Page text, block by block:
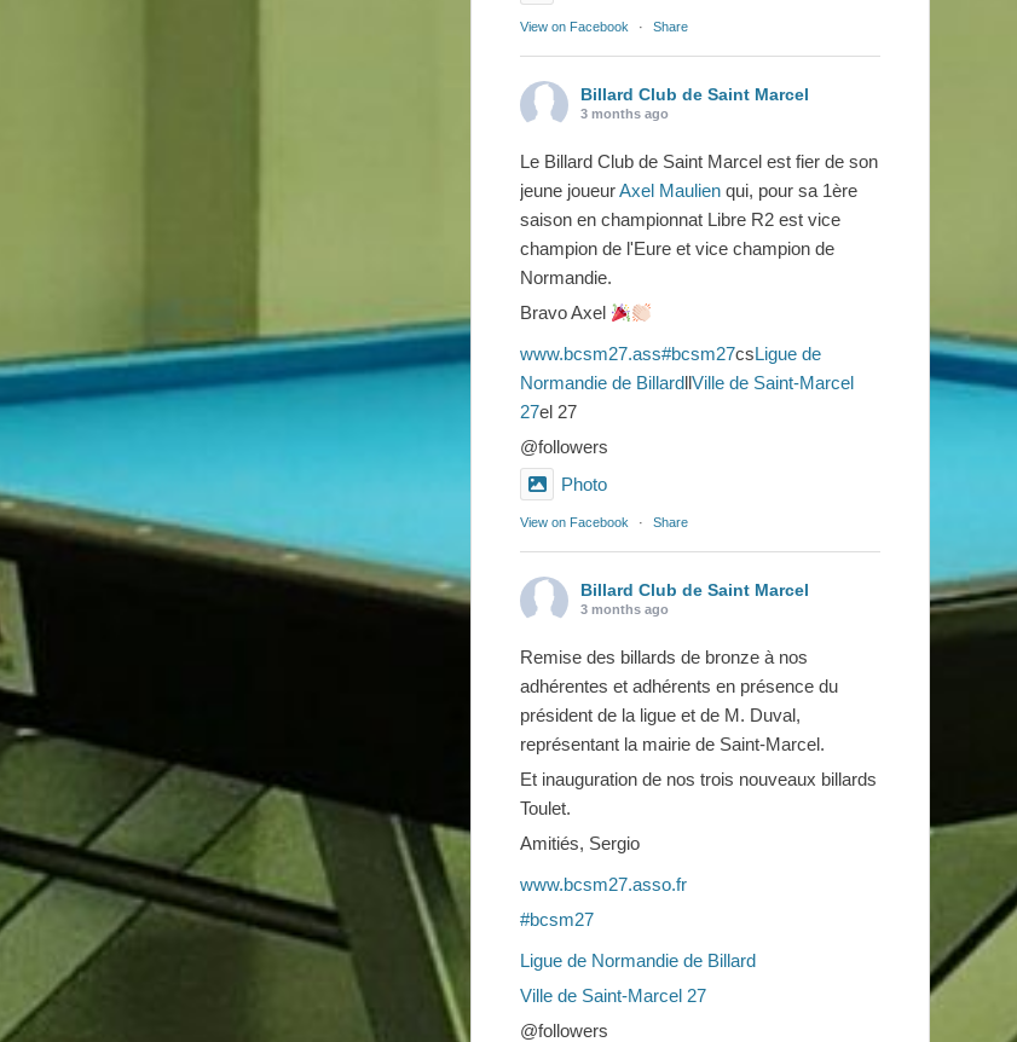
View on Facebook · Share
Billard Club de Saint Marcel
3 months ago
Le Billard Club de Saint Marcel est fier de son
jeune joueurAxel Maulien qui, pour sa 1ère
saison en championnat Libre R2 est vice
champion de l'Eure et vice champion de
Normandie.
Bravo Axel
www.bcsm27.ass#bcsm27csLigue de
Normandie de BillardllVille de Saint-Marcel
27el 27
@followers
Photo
View on Facebook · Share
Billard Club de Saint Marcel
3 months ago
Remise des billards de bronze à nos
adhérentes et adhérents en présence du
président de la ligue et de M. Duval,
représentant la mairie de Saint-Marcel.
Et inauguration de nos trois nouveaux billards
Toulet.
Amitiés, Sergio
www.bcsm27.asso.fr
#bcsm27
Ligue de Normandie de Billard
Ville de Saint-Marcel 27
@followers